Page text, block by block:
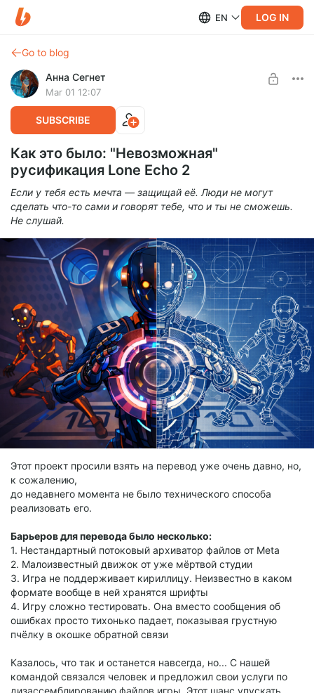
EN LOG IN
Go to blog
Анна Сегнет
Mar 01 12:07
SUBSCRIBE
Как это было: "Невозможная"
русификация Lone Echo 2
Если у тебя есть мечта — защищай её. Люди не могут
сделать что-то сами и говорят тебе, что и ты не сможешь.
Не слушай.
Этот проект просили взять на перевод уже очень давно, но,
к сожалению,
до недавнего момента не было технического способа
реализовать его.
Барьеров для перевода было несколько:
1. Нестандартный потоковый архиватор файлов от Meta
2. Малоизвестный движок от уже мёртвой студии
3. Игра не поддерживает кириллицу. Неизвестно в каком
формате вообще в ней хранятся шрифты
4. Игру сложно тестировать. Она вместо сообщения об
ошибках просто тихонько падает, показывая грустную
пчёлку в окошке обратной связи
Казалось, что так и останется навсегда, но... С нашей
командой связался человек и предложил свои услуги по
дизассемблированию файлов игры. Этот шанс упускать